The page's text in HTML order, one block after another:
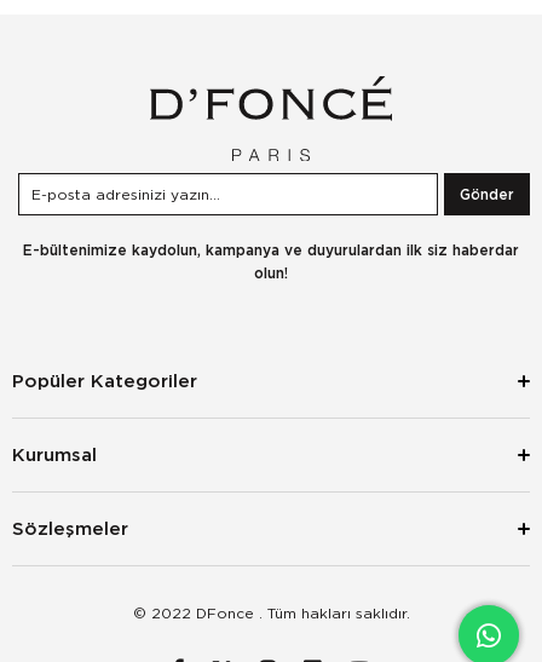
Gönder
E-bültenimize kaydolun, kampanya ve duyurulardan ilk siz haberdar
olun!
Popüler Kategoriler
Kurumsal
Sözleşmeler
© 2022 DFonce . Tüm hakları saklıdır.